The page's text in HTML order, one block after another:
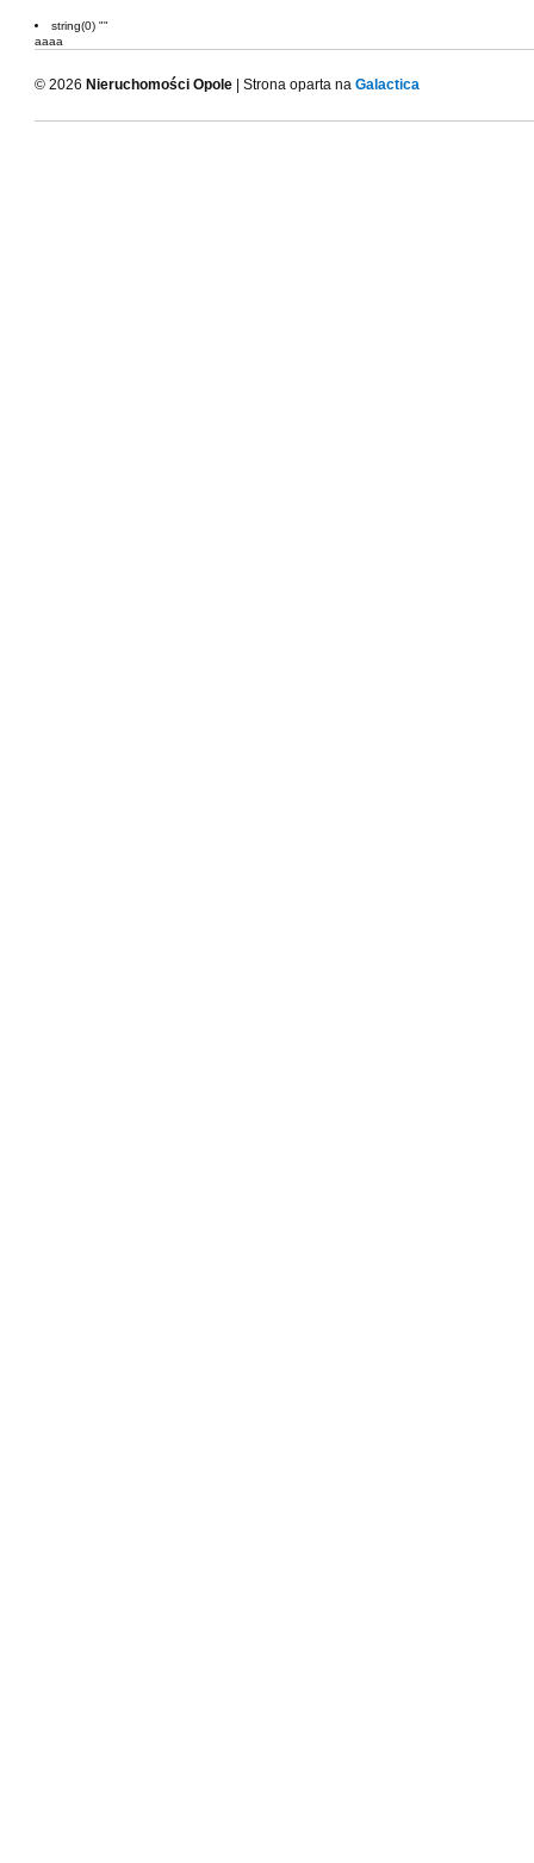
string(0) ""
aaaa
© 2026 Nieruchomości Opole | Strona oparta na Galactica